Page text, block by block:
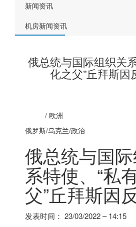
新闻资讯
机房新闻资讯
俄总统与国际组织关
化之父”丘拜斯因
/ 欧洲
俄罗斯/乌克兰/政治
俄总统与国
系特使、“私
父”丘拜斯因
发表时间： 23/03/2022 – 14:15